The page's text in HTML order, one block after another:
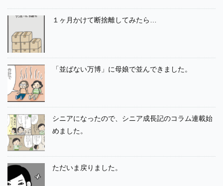
１ヶ月かけて断捨離してみたら…
「並ばない万博」に母娘で並んできました。
シニアになったので、シニア成長記のコラム連載始
めました。
ただいま戻りました。